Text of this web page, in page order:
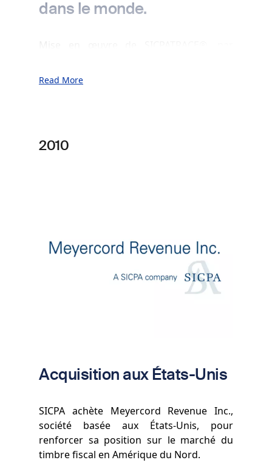
dans le monde.
sodas), au Massachusetts (produits de
tabac), en Albanie (tabac, alcool, produits
Read More
2010
Acquisition aux États-Unis
SICPA achète Meyercord Revenue Inc.,
société basée aux États-Unis, pour
renforcer sa position sur le marché du
timbre fiscal en Amérique du Nord.